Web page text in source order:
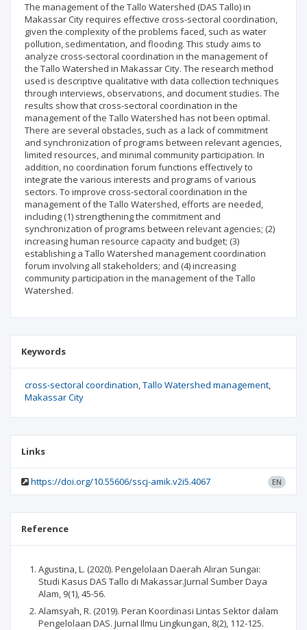
The management of the Tallo Watershed (DAS Tallo) in
Makassar City requires effective cross-sectoral coordination,
given the complexity of the problems faced, such as water
pollution, sedimentation, and flooding. This study aims to
analyze cross-sectoral coordination in the management of
the Tallo Watershed in Makassar City. The research method
used is descriptive qualitative with data collection techniques
through interviews, observations, and document studies. The
results show that cross-sectoral coordination in the
management of the Tallo Watershed has not been optimal.
There are several obstacles, such as a lack of commitment
and synchronization of programs between relevant agencies,
limited resources, and minimal community participation. In
addition, no coordination forum functions effectively to
integrate the various interests and programs of various
sectors. To improve cross-sectoral coordination in the
management of the Tallo Watershed, efforts are needed,
including (1) strengthening the commitment and
synchronization of programs between relevant agencies; (2)
increasing human resource capacity and budget; (3)
establishing a Tallo Watershed management coordination
forum involving all stakeholders; and (4) increasing
community participation in the management of the Tallo
Watershed.
Keywords
cross-sectoral coordination Tallo Watershed management
Makassar City
Links
https://doi.org/10.55606/sscj-amik.v2i5.4067 EN
Reference
Agustina, L. (2020). Pengelolaan Daerah Aliran Sungai:
Studi Kasus DAS Tallo di Makassar.Jurnal Sumber Daya
Alam, 9(1), 45-56.
Alamsyah, R. (2019). Peran Koordinasi Lintas Sektor dalam
Pengelolaan DAS. Jurnal Ilmu Lingkungan, 8(2), 112-125.